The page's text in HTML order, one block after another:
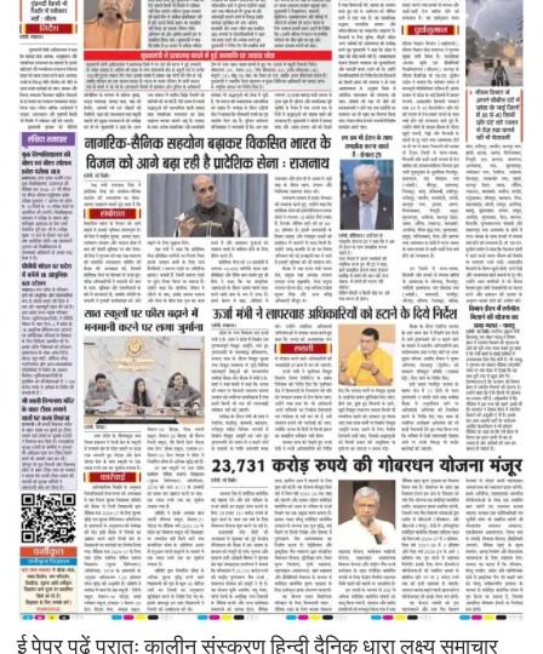
2026
दिन
शनिवार
ई पेपर पढ़ें प्रातः कालीन संस्करण हिन्दी दैनिक धारा लक्ष्य समाचार